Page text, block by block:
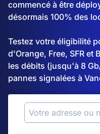
commencé à être
désormais 100% des
Testez votre éligibilité
d'Orange, Free, SFR et
les débits (jusqu'à 8
pannes signalées à